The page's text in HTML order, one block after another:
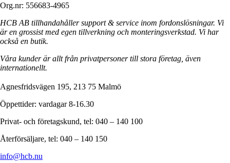
Org.nr: 556683-4965
HCB AB tillhandahåller support & service inom fordonslösningar. Vi
är en grossist med egen tillverkning och monteringsverkstad. Vi har
också en butik.
Våra kunder är allt från privatpersoner till stora företag, även
internationellt.
Agnesfridsvägen 195, 213 75 Malmö
Öppettider: vardagar 8-16.30
Privat- och företagskund, tel: 040 – 140 100
Återförsäljare, tel: 040 – 140 150
info@hcb.nu